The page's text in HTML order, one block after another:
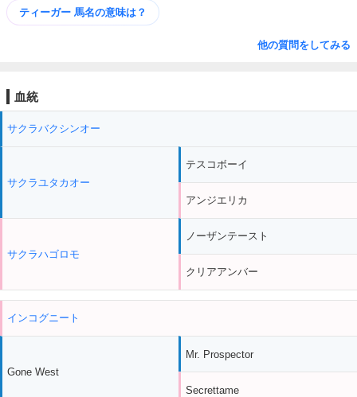
ティーガー 馬名の意味は？
他の質問をしてみる
血統
サクラバクシンオー
サクラユタカオー
サクラハゴロモ
テスコボーイ
アンジエリカ
ノーザンテースト
クリアアンバー
インコグニート
Gone West
Mr. Prospector
Secrettame